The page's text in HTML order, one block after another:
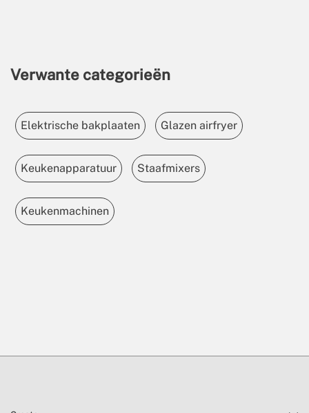
Verwante categorieën
Elektrische bakplaaten Glazen airfryer
Keukenapparatuur Staafmixers
Keukenmachinen